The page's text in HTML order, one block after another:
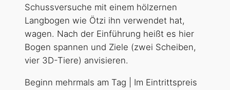
Schussversuche mit einem hölzernen
Langbogen wie Ötzi ihn verwendet hat,
wagen. Nach der Einführung heißt es hier
Bogen spannen und Ziele (zwei Scheiben,
vier 3D-Tiere) anvisieren.
Beginn mehrmals am Tag | Im Eintrittspreis